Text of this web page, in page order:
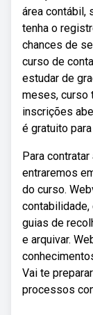
área contábil,
tenha o
chances de
curso de
estudar de
meses, curso
inscrições
é gratuito
Para
entraremos
do curso.
guias de
e arquivar.
Vai te
processos